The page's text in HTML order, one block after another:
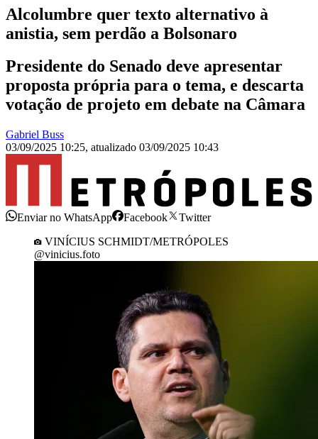
Alcolumbre quer texto alternativo à
anistia, sem perdão a Bolsonaro
Presidente do Senado deve apresentar
proposta própria para o tema, e descarta
votação de projeto em debate na Câmara
Gabriel Buss
03/09/2025 10:25, atualizado 03/09/2025 10:43
Enviar no WhatsApp Facebook
Twitter
VINÍCIUS SCHMIDT/METRÓPOLES
@vinicius.foto